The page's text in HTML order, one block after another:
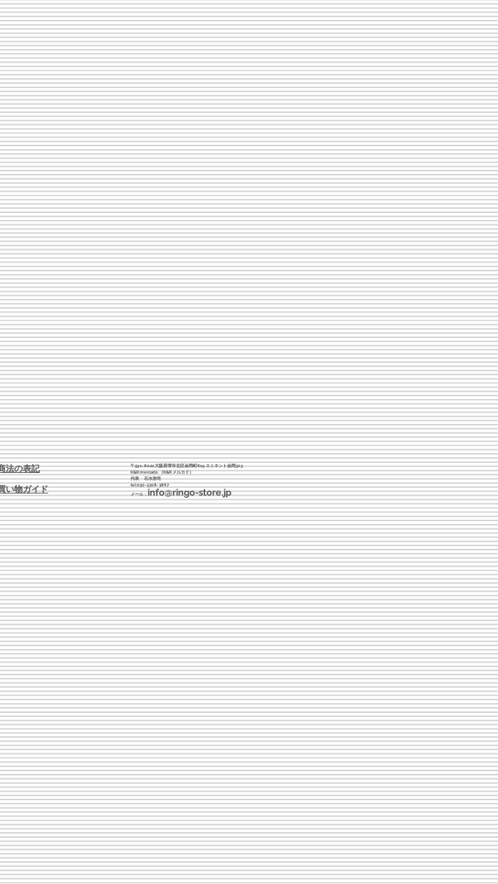
法の表記
い物ガイド
〒591-8022 大阪府堺市北区金岡町819 エミネント金岡303
K&R mercado （K&Rメルカド）
​代表 石水浩司
tel:050-5308-3867
​メール：info@ringo-store.jp